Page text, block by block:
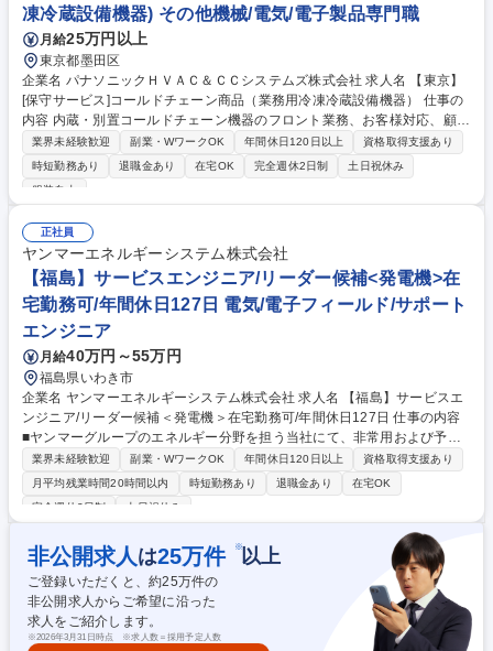
謝の言葉が聞きたい方などが向いています。 募集職種 【境港】フィール
ドエンジニア★海を舞台に地域貢献/世界的船舶機器メーカー
凍冷蔵設備機器) その他機械/電気/電子製品専門職
月給25万円以上
東京都墨田区
企業名 パナソニックＨＶＡＣ＆ＣＣシステムズ株式会社 求人名 【東京】
[保守サービス]コールドチェーン商品（業務用冷凍冷蔵設備機器） 仕事の
内容 内蔵・別置コールドチェーン機器のフロント業務、お客様対応、顧客
接点強化推進や保守、整備営業担当、サービス委託会社管理指導をお任せ
いたします。 【具体的には】■修理件名管理（見積、部品手配、進捗管
理）■検収売上業務■委託会社管理（進捗管理、技術指導、各種業務指導、
品質クレーム対応）■顧客対応（各種問合せ、技術相談、クレーム 対応）
■保守・整備提案活動※実際に修理をするサービスマンではなく、フロン
ト業務、提案活動、サービス委託会社の管理や技術相談を担当します。 募
集職種 【東京】[保守サービス]コールドチェーン商品（業務用冷凍冷蔵設
備機器）
業界未経験歓迎 副業・WワークOK 年間休日120日以上
資格取得支援あり
時短勤務あり
退職金あり 在宅OK 完全週休2日制
土日祝休み
服装自由
正社員
ヤンマーエネルギーシステム株式会社
【福島】サービスエンジニア/リーダー候補<発電機>在
宅勤務可/年間休日127日 電気/電子フィールド/サポート
エンジニア
月給40万円～55万円
福島県いわき市
企業名 ヤンマーエネルギーシステム株式会社 求人名 【福島】サービスエ
ンジニア/リーダー候補＜発電機＞在宅勤務可/年間休日127日 仕事の内容
■ヤンマーグループのエネルギー分野を担う当社にて、非常用および予備
電源などに採用されている、学校・ホテル・病院・ビルなどの公共施設で
活躍する『発電機』のメンテナンス・定期点検等をご担当いただきます。
■非常用発電機は非常時に稼働することが求められるため、定期的なメン
点検、消耗部品の交換、修理対応など予防保全の対応をお任せします。※
他、見積書・作業工程表・協力店に対する作業指示書の作成など事務作業
■必要な知識や技術は研修やOJT(まずは先輩とペアで業務)で身に着けてい
ただきます。※資格取得における受験料の負担や報奨金制度もご用意 募集
職種 【福島】サービスエンジニア/リーダー候補＜発電機＞在宅勤務可/年
間休日127日
業界未経験歓迎 副業・WワークOK 年間休日120日以上
資格取得支援あり
月平均残業時間20時間以内
時短勤務あり 退職金あり
在宅OK
完全週休2日制
土日祝休み
非公開求人 は25万件 ※以上
ご登録いただくと、約25万件の
非公開求人からご希望に沿った
求人をご紹介します。
※2026年3月31日時点 ※求人数＝採用予定人数